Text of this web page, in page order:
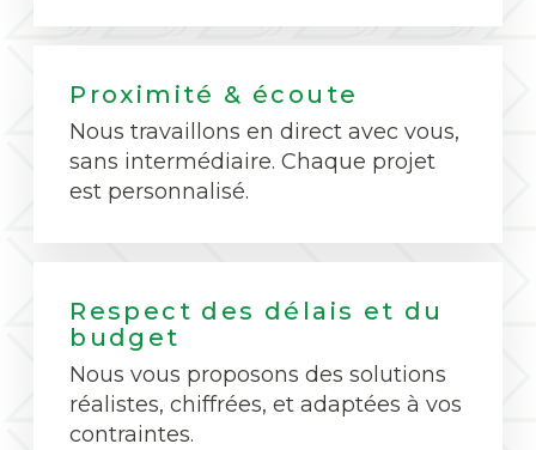
Proximité & écoute
Nous travaillons en direct avec vous,
sans intermédiaire. Chaque projet
est personnalisé.
Respect des délais et du
budget
Nous vous proposons des solutions
réalistes, chiffrées, et adaptées à vos
contraintes.